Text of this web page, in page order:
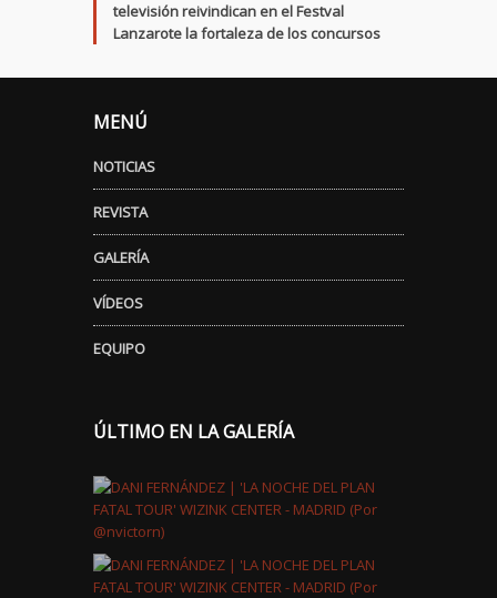
televisión reivindican en el Festval
Lanzarote la fortaleza de los concursos
MENÚ
NOTICIAS
REVISTA
GALERÍA
VÍDEOS
EQUIPO
ÚLTIMO EN LA GALERÍA